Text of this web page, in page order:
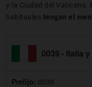
y la Ciudad del Vaticano.
habituales tengan el
0039 - Italia
Prefijo: 0039